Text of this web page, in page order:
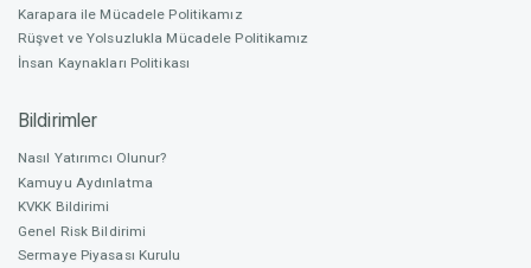
07.10.2022
Fonlama süresi sona ermiştir. Fonlama başarılı olarak
Karapara ile Mücadele Politikamız
Rüşvet ve Yolsuzlukla Mücadele Politikamız
İnsan Kaynakları Politikası
Bildirimler
Nasıl Yatırımcı Olunur?
Kamuyu Aydınlatma
KVKK Bildirimi
Genel Risk Bildirimi
Sermaye Piyasası Kurulu